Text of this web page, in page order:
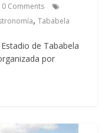
0 Comments
,Tababela
de Tababela
por